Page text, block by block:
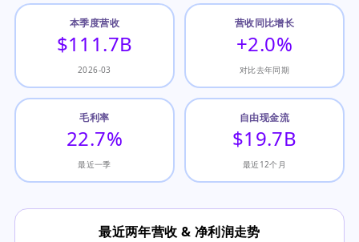
本季度营收
$111.7B
2026-03
营收同比增长
+2.0%
对比去年同期
毛利率
22.7%
最近一季
自由现金流
$19.7B
最近12个月
最近两年营收 & 净利润走势